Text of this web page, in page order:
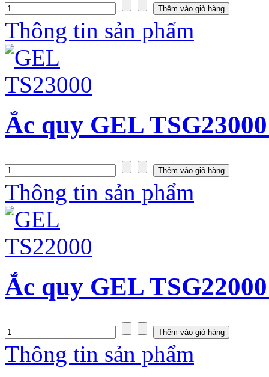
Thông tin sản phẩm
Ắc quy GEL
Thông tin sản phẩm
Ắc quy GEL
Thông tin sản phẩm